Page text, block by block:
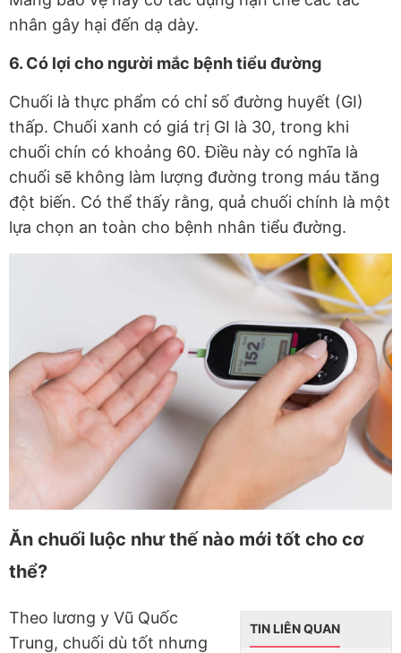
nhân gây hại đến dạ dày.
6. Có lợi cho người mắc bệnh tiểu đường
Chuối là thực phẩm có chỉ số đường huyết (GI)
thấp. Chuối xanh có giá trị GI là 30, trong khi
chuối chín có khoảng 60. Điều này có nghĩa là
chuối sẽ không làm lượng đường trong máu tăng
đột biến. Có thể thấy rằng, quả chuối chính là một
lựa chọn an toàn cho bệnh nhân tiểu đường.
Ăn chuối luộc như thế nào mới tốt cho cơ
thể?
TIN LIÊN QUAN
Theo lương y Vũ Quốc
Trung, chuối dù tốt nhưng